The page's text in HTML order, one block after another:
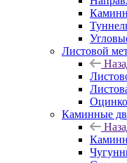
Листовой
Каминные